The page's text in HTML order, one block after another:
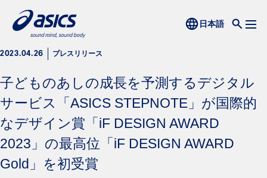
2023.04.26 プレスリリース
子どものあしの成長を予測するデジタル
サービス「ASICS STEPNOTE」が国際的
なデザイン賞「iF DESIGN AWARD
2023」の最高位「iF DESIGN AWARD
Gold」を初受賞